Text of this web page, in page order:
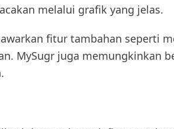
melalui grafik yang jelas.
fitur tambahan seperti
MySugr juga memungkinkan